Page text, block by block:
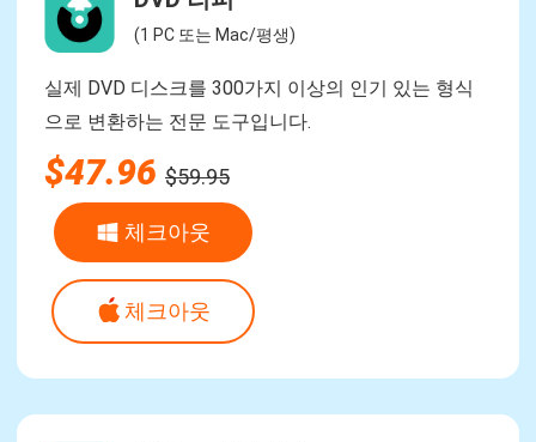
(1 PC 또는 Mac/평생)
실제 DVD 디스크를 300가지 이상의 인기 있는 형식
으로 변환하는 전문 도구입니다.
$47.96 $59.95
체크아웃
체크아웃